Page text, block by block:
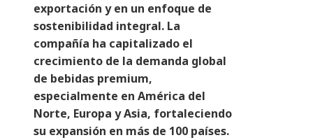
exportación y en un enfoque de
sostenibilidad integral. La
compañía ha capitalizado el
crecimiento de la demanda global
de bebidas premium,
especialmente en América del
Norte, Europa y Asia, fortaleciendo
su expansión en más de 100 países.